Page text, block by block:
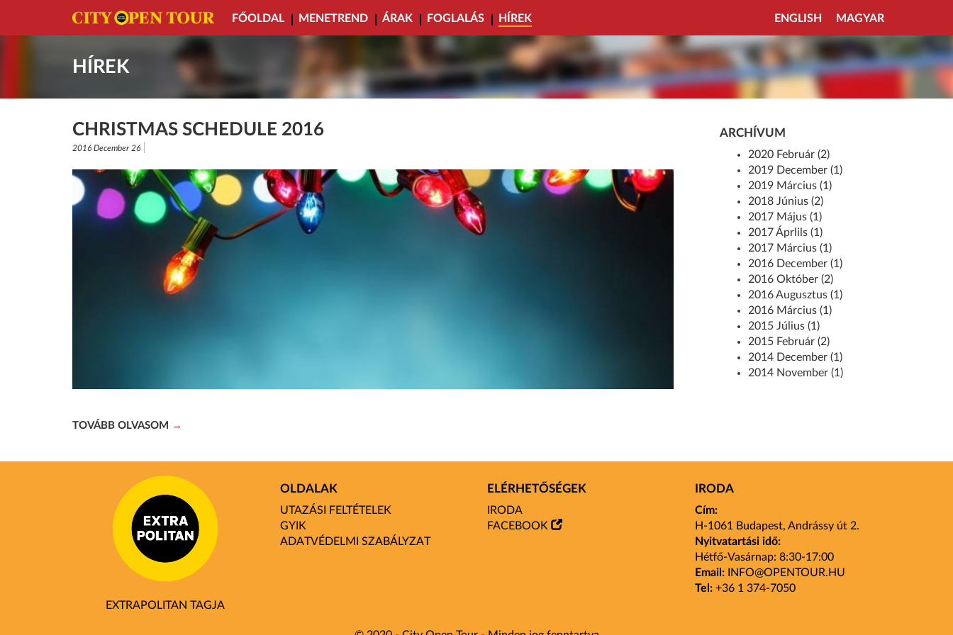
FŐOLDAL MENETREND ÁRAK FOGLALÁS HÍREK ENGLISH MAGYAR
HÍREK
CHRISTMAS SCHEDULE 2016
2016 December 26
TOVÁBB OLVASOM
ARCHÍVUM
2020 Február (2)
2019 December (1)
2019 Március (1)
2018 Június (2)
2017 Május (1)
2017 Áprlils (1)
2017 Március (1)
2016 December (1)
2016 Október (2)
2016 Augusztus (1)
2016 Március (1)
2015 Július (1)
2015 Február (2)
2014 December (1)
2014 November (1)
EXTRAPOLITAN TAGJA
OLDALAK
UTAZÁSI FELTÉTELEK
GYIK
ADATVÉDELMI SZABÁLYZAT
ELÉRHETŐSÉGEK
IRODA
FACEBOOK
IRODA
Cím:
H-1061 Budapest, Andrássy út 2.
Nyitvatartási idő:
Hétfő-Vasárnap: 8:30-17:00
Email:
INFO@OPENTOUR.HU
Tel: +36 1 374-7050